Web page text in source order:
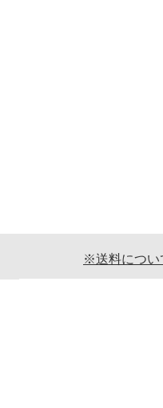
※送料につ